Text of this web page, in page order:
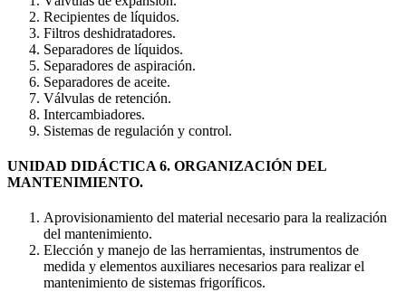
Recipientes de líquidos.
Filtros deshidratadores.
Separadores de líquidos.
Separadores de aspiración.
Separadores de aceite.
Válvulas de retención.
Intercambiadores.
Sistemas de regulación y control.
UNIDAD DIDÁCTICA 6. ORGANIZACIÓN DEL
MANTENIMIENTO.
Aprovisionamiento del material necesario para la realización
del mantenimiento.
Elección y manejo de las herramientas, instrumentos de
medida y elementos auxiliares necesarios para realizar el
mantenimiento de sistemas frigoríficos.